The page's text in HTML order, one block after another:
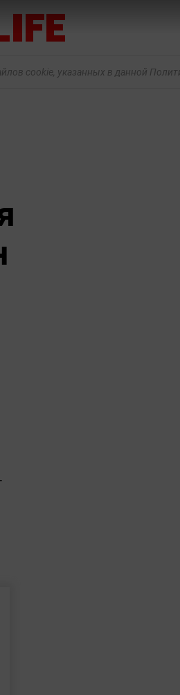
cookie, указанных в данной